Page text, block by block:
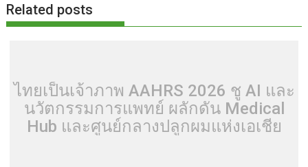
Related posts
ไทยเป็นเจ้าภาพ AAHRS 2026 ชู AI และ
นวัตกรรมการแพทย์ ผลักดัน Medical
Hub และศูนย์กลางปลูกผมแห่งเอเชีย